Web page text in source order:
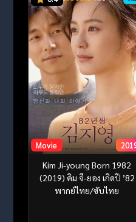
Movie
Kim Ji-young Born 1982
(2019) คิม จี-ยอง เกิดปี ’82
พากย์ไทย/ซับไทย